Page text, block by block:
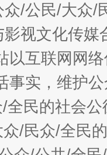
/公民/大众/
视文化传
以互联网网
事实，维护
民的社会公
/民众/全民